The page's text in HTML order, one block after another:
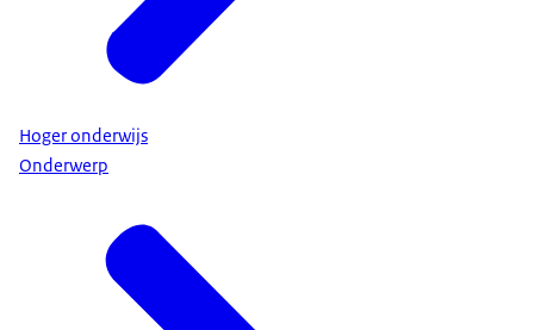
Hoger onderwijs
Onderwerp